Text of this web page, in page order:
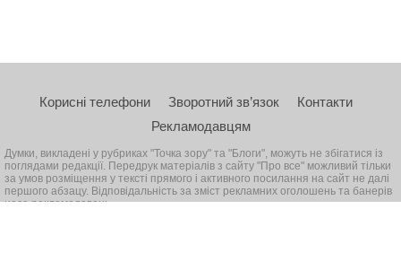
Корисні телефони Зворотний зв’язок
Контакти
Рекламодавцям
Думки, викладені у рубриках "Точка зору" та "Блоги", можуть не збігатися із
поглядами редакції. Передрук матеріалів з сайту "Про все" можливий тільки
за умов розміщення у тексті прямого і активного посилання на сайт не далі
першого абзацу. Відповідальність за зміст рекламних оголошень та банерів
несе рекламодавець